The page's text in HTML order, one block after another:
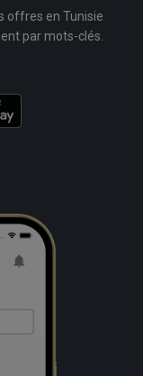
offres en Tunisie
par mots-clés.